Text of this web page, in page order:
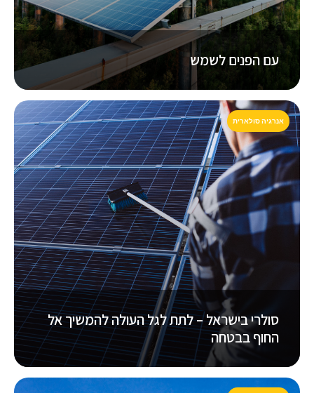
עם הפנים לשמש
סולרי בישראל – לתת לגל העולה להמשיך אל
החוף בבטחה
אנרגיה סולארית